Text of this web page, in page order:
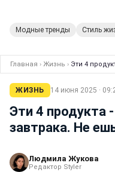
Модные тренды Стиль
Главная › Жизнь › Эти 4
ЖИЗНЬ 14 июня 2025 ·
Эти 4 продукта
завтрака. Не
Людмила Жукова
Редактор Styler